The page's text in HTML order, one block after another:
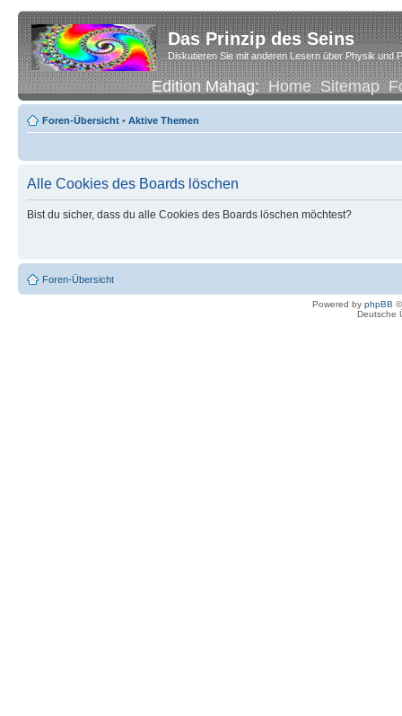
Das Prinzip des Seins
Diskutieren Sie mit anderen Lesern über Physik und
Edition Mahag:Home Sitemap
Foren-Übersicht • Aktive Themen
Alle Cookies des Boards löschen
Bist du sicher, dass du alle Cookies des Boards löschen möchtest?
Foren-Übersicht
Powered by phpBB
Deutsche